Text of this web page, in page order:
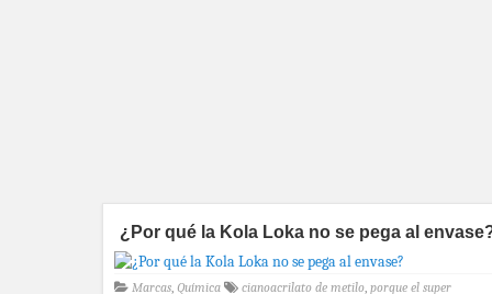
¿Por qué la Kola Loka no se pega al
Marcas, Química cianoacrilato de metilo, porque el super